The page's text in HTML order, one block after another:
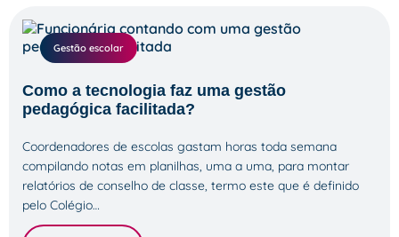
Gestão escolar
Como a tecnologia faz uma gestão
pedagógica facilitada?
Coordenadores de escolas gastam horas toda semana
compilando notas em planilhas, uma a uma, para montar
relatórios de conselho de classe, termo este que é definido
pelo Colégio…